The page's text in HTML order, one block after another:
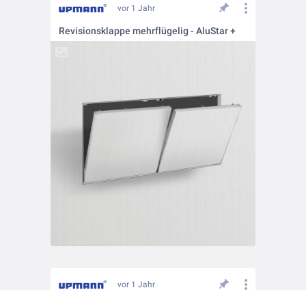
vor 1 Jahr
Revisionsklappe mehrflügelig - AluStar +
vor 1 Jahr